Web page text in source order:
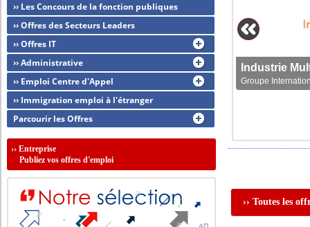
Groupe
›› Toutes les
›› Les Concours de la fonction publiques
›› Offres des Secteurs Leaders
›› Offres IT
›› Administrative
›› Emploi Centre d'Appel
›› Immigration emploi à l'étranger
Parcourir les Offres
››Entreprise
Publiez vos offres d'emploi